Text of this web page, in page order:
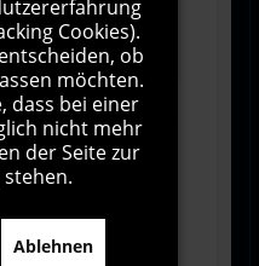
1000Zeichen übrig
Cookies).
ob
möchten.
dass bei einer
nicht mehr
der Seite zur
Ablehnen